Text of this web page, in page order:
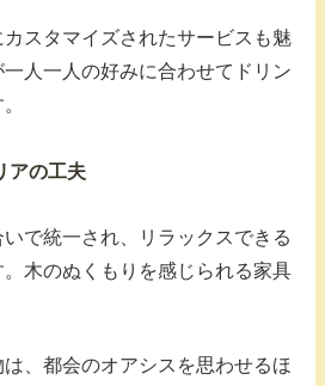
スタマイズされたサービスも魅
人一人の好みに合わせてドリン
アの工夫
で統一され、リラックスできる
木のぬくもりを感じられる家具
、都会のオアシスを思わせるほ